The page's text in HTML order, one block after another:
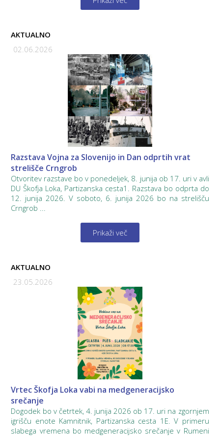
AKTUALNO
02.06.2026
Razstava Vojna za Slovenijo in Dan odprtih vrat
strelišče Crngrob
Otvoritev razstave bo v ponedeljek, 8. junija ob 17. uri v avli
DU Škofja Loka, Partizanska cesta1. Razstava bo odprta do
12. junija 2026. V soboto, 6. junija 2026 bo na strelišču
Crngrob ...
Prikaži več
AKTUALNO
23.05.2026
Vrtec Škofja Loka vabi na medgeneracijsko
srečanje
Dogodek bo v četrtek, 4. junija 2026 ob 17. uri na zgornjem
igrišču enote Kamnitnik, Partizanska cesta 1E. V primeru
slabega vremena bo medgeneracijsko srečanje v Rumeni